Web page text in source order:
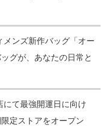
メンズ新作バッグ「オー
グが、あなたの日常と
にて最強開運日に向け
定ストアをオープン